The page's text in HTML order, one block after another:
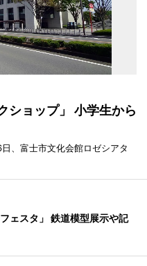
ショップ」 小学生から
、富士市文化会館ロゼシアタ
ェスタ」 鉄道模型展示や記